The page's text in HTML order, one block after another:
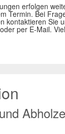
erfolgen
Termin. Bei
kontaktieren Sie
per E-Mail.